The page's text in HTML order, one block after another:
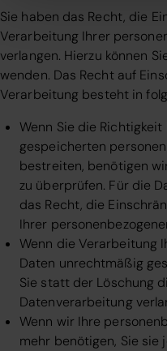
Sie haben das Recht, die
Verarbeitung Ihrer
verlangen. Hierzu können
wenden. Das Recht auf
Verarbeitung besteht in
Wenn Sie die
gespeicherten
bestreiten, benötigen
zu überprüfen. Für die
das Recht, die
Ihrer
Wenn die Verarbeitung
Daten unrechtmäßig
Sie statt der Löschung
Datenverarbeitung
Wenn wir Ihre
mehr benötigen, Sie sie